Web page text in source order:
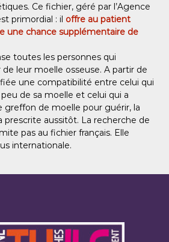
Ce fichier, géré par l’Agence
primordial : il offre au patient
une chance supplémentaire de
toutes les personnes qui
leur moelle osseuse. A partir de
une compatibilité entre celui qui
de sa moelle et celui qui a
greffon de moelle pour guérir, la
prescrite aussitôt. La recherche de
pas au fichier français. Elle
internationale.